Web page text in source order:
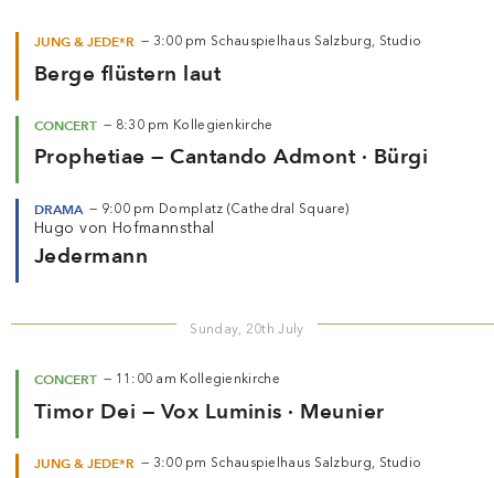
JUNG & JEDE*R — 3:00 pm Schauspielhaus Salzburg, Studio
Berge flüstern laut
CONCERT — 8:30 pm Kollegienkirche
Prophetiae — Cantando Admont · Bürgi
DRAMA — 9:00 pm Domplatz (Cathedral Square)
Hugo von Hofmannsthal
Jedermann
Sunday, 20th July
CONCERT — 11:00 am Kollegienkirche
Timor Dei — Vox Luminis · Meunier
JUNG & JEDE*R — 3:00 pm Schauspielhaus Salzburg, Studio